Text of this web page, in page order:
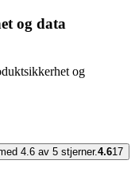
og data
og
4.6 av 5 stjerner.4.617